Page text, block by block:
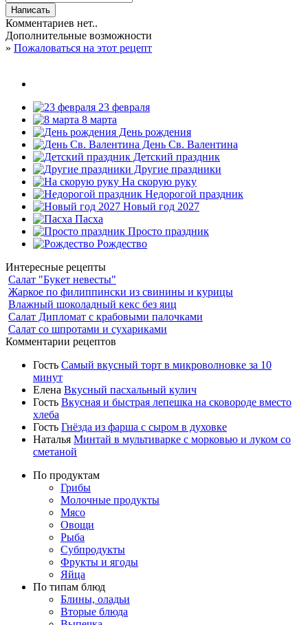
Комментариев нет..
Дополнительные возможности
» Пожаловаться на этот рецепт
23 февраля
8 марта
День рождения
День Св. Валентина
Детский праздник
Другие праздники
На скорую руку
Недорогой праздник
Новый год 2027
Пасха
Просто праздник
Рождество
Интересные рецепты
Салат "Букет невесты"
Жаркое по филиппински из свинины и курицы
Влажный шоколадный кекс без яиц
Салат Дипломат с крабовыми палочками
Салат со шпротами и сухариками
Комментарии рецептов
Гость Самый вкусный торт в микроволновке за 10
минут
Елена Вкусный пасхальный кулич
Гость Вкусная и быстрая лепешка на сковороде вместо
хлеба
Гость Гнёзда из фарша с сыром в духовке
Наталья Минтай в мультиварке с морковью и луком со
сметаной
По продуктам
Грибы
Молочные продукты
Мясо
Овощи
Рыба
Субпродукты
Фрукты и ягоды
Яйца
По типам блюд
Блины, оладьи
Вторые блюда